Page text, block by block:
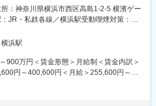
は不問になります。
つソフトウェアを提供：当社は製造業向
ミスラ―社の独占代理店として日本で販売
い技術力を日本の多くの企業様から信頼
（修理書/取扱説明書等）の内容が複雑化
活用した以下活動を強化しています。
の冊子取り扱い説明書から、検索性や利便
行
ム（診断、部品等）との連携を強化し利便
データを元にトラブルシューティングの
：神奈川県横浜市西区高島1-2-5 横濱ゲー
JR・私鉄各線／横浜駅受動喫煙対策：屋
会社の定める事業所（リモートワーク含
浜駅
900万円＜賃金形態＞月給制＜賃金内訳＞
円～400,600円＜月給＞255,600円～